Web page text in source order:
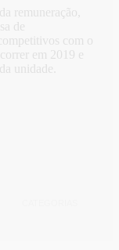
remuneração,
de
com o
em 2019 e
unidade.